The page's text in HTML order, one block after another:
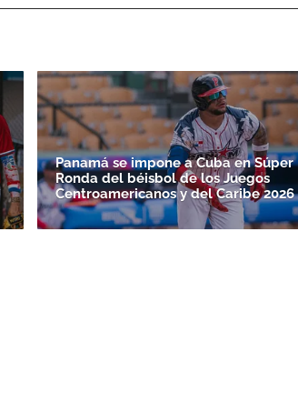
Panamá se impone a Cuba en Súper
Ronda del béisbol de los Juegos
Centroamericanos y del Caribe 2026